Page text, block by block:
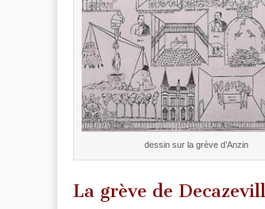
dessin sur la grève d’Anzin
La grève de